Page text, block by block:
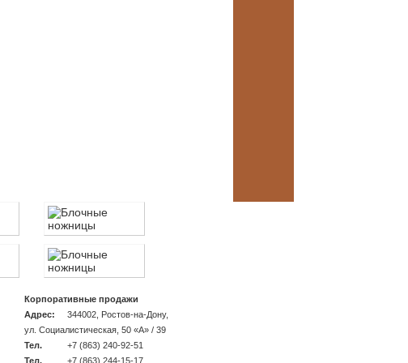
Корпоративные продажи
Адрес:
344002, Ростов-на-Дону,
ул. Социалистическая, 50 «A» / 39
Тел.
+7 (863) 240-92-51
Тел.
+7 (863) 244-15-17